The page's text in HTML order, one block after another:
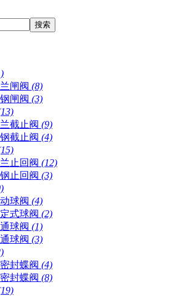
闸阀 (8)
闸阀 (3)
截止阀 (9)
截止阀 (4)
止回阀 (12)
止回阀 (3)
球阀 (4)
式球阀 (2)
球阀 (1)
球阀 (3)
封蝶阀 (4)
封蝶阀 (8)